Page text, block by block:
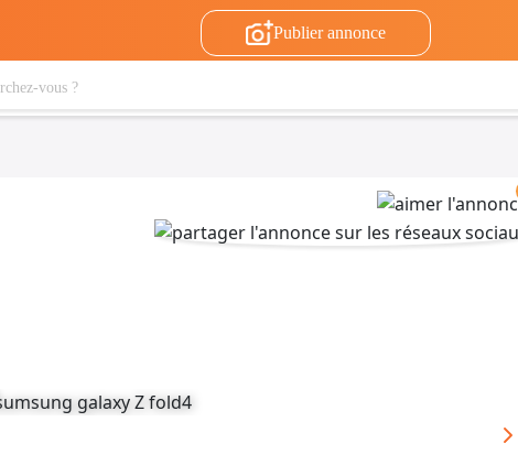
Publier annonce